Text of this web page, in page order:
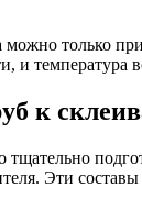
можно только
и температура
к
тщательно
Эти